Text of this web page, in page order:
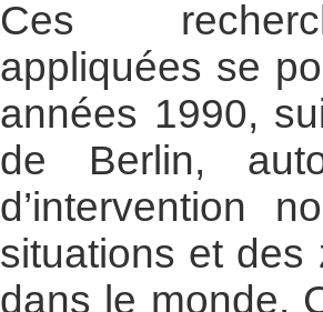
Ces
appliquées se
années 1990,
de Berlin,
d’intervention
situations et des
dans le monde.